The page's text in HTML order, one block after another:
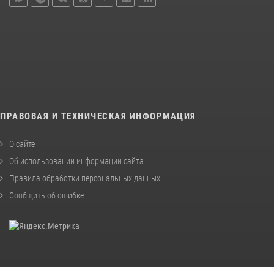
ПРАВОВАЯ И ТЕХНИЧЕСКАЯ ИНФОРМАЦИЯ
О сайте
Об использовании информации сайта
Правила обработки персональных данных
Сообщить об ошибке